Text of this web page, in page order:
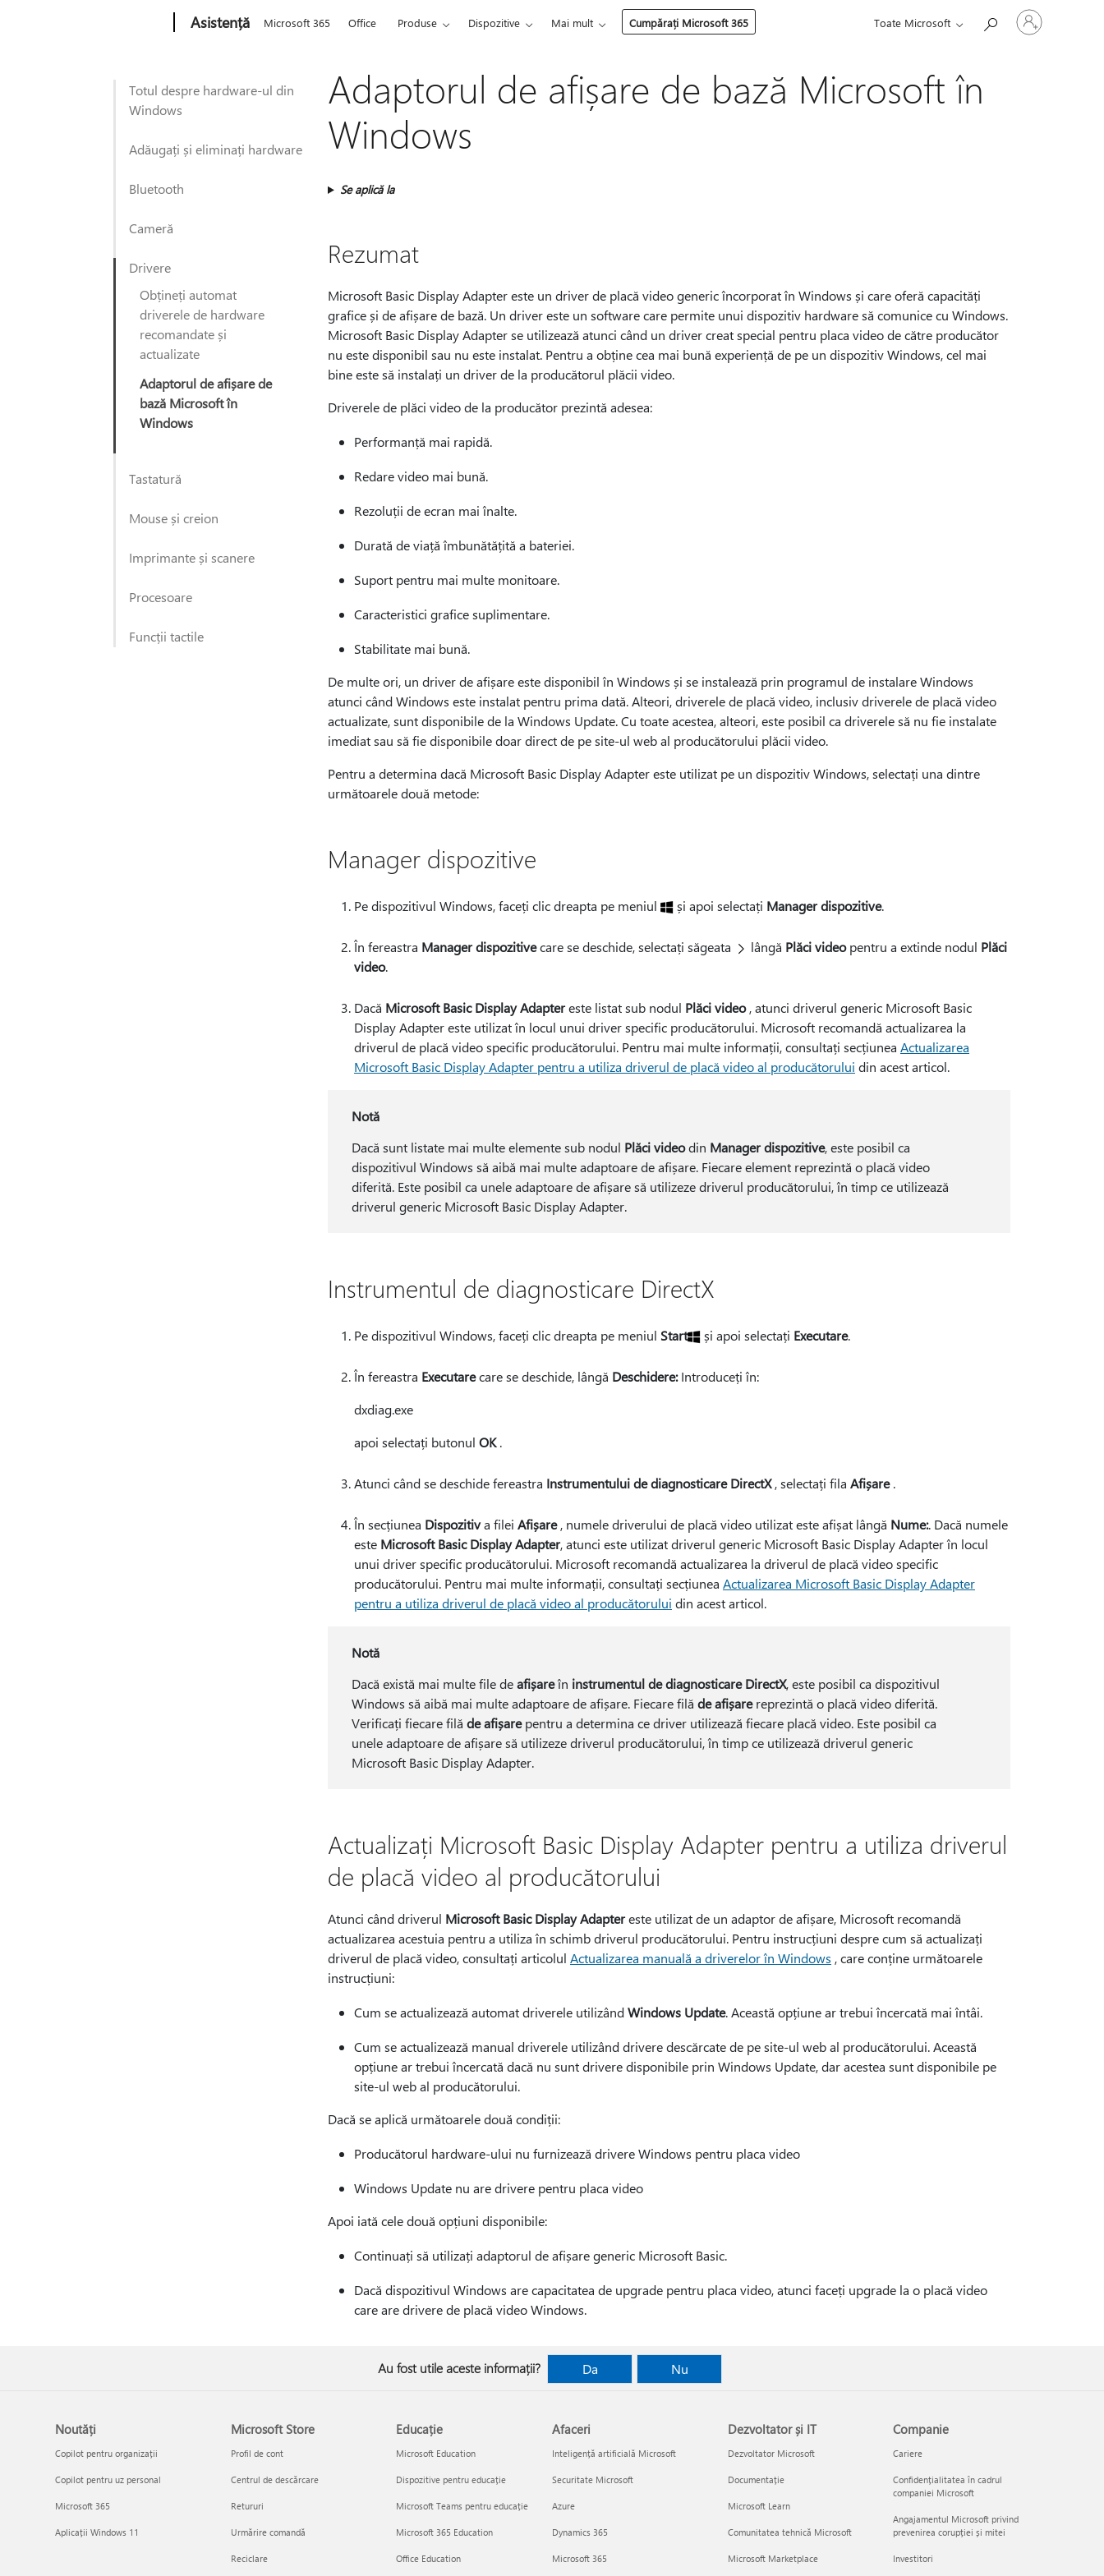
Asistență Microsoft 365 Office Produse Dispozitive Mai mult Cumpărați Microsoft 365 Toate Microsoft
Conectați-
vă
Totul despre hardware-ul din
Windows
Adăugați și eliminați hardware
Bluetooth
Cameră
Drivere
Obțineți automat
driverele de hardware
recomandate și
actualizate
Adaptorul de afișare de
bază Microsoft în
Windows
Tastatură
Mouse și creion
Imprimante și scanere
Procesoare
Funcții tactile
Adaptorul de afișare de bază Microsoft în
Windows
Se aplică la
Rezumat
Microsoft Basic Display Adapter este un driver de placă video generic încorporat în Windows și care oferă capacități
grafice și de afișare de bază. Un driver este un software care permite unui dispozitiv hardware să comunice cu Windows.
Microsoft Basic Display Adapter se utilizează atunci când un driver creat special pentru placa video de către producător
nu este disponibil sau nu este instalat. Pentru a obține cea mai bună experiență de pe un dispozitiv Windows, cel mai
bine este să instalați un driver de la producătorul plăcii video.
Driverele de plăci video de la producător prezintă adesea:
Performanță mai rapidă.
Redare video mai bună.
Rezoluții de ecran mai înalte.
Durată de viață îmbunătățită a bateriei.
Suport pentru mai multe monitoare.
Caracteristici grafice suplimentare.
Stabilitate mai bună.
De multe ori, un driver de afișare este disponibil în Windows și se instalează prin programul de instalare Windows
atunci când Windows este instalat pentru prima dată. Alteori, driverele de placă video, inclusiv driverele de placă video
actualizate, sunt disponibile de la Windows Update. Cu toate acestea, alteori, este posibil ca driverele să nu fie instalate
imediat sau să fie disponibile doar direct de pe site-ul web al producătorului plăcii video.
Pentru a determina dacă Microsoft Basic Display Adapter este utilizat pe un dispozitiv Windows, selectați una dintre
următoarele două metode:
Manager dispozitive
Pe dispozitivul Windows, faceți clic dreapta pe meniul și apoi selectați Manager dispozitive.
În fereastra Manager dispozitivecare se deschide, selectați săgeata lângă Plăci videopentru a extinde nodul Plăci
video.
Dacă Microsoft Basic Display Adaptereste listat sub nodul Plăci video, atunci driverul generic Microsoft Basic
Display Adapter este utilizat în locul unui driver specific producătorului. Microsoft recomandă actualizarea la
driverul de placă video specific producătorului. Pentru mai multe informații, consultați secțiunea Actualizarea
Microsoft Basic Display Adapter pentru a utiliza driverul de placă video al producătorului din acest articol.
Notă
Dacă sunt listate mai multe elemente sub nodul Plăci videodin Manager dispozitive, este posibil ca
dispozitivul Windows să aibă mai multe adaptoare de afișare. Fiecare element reprezintă o placă video
diferită. Este posibil ca unele adaptoare de afișare să utilizeze driverul producătorului, în timp ce utilizează
driverul generic Microsoft Basic Display Adapter.
Instrumentul de diagnosticare DirectX
Pe dispozitivul Windows, faceți clic dreapta pe meniul Start și apoi selectați Executare.
În fereastra Executarecare se deschide, lângă Deschidere:Introduceți în:
dxdiag.exe
apoi selectați butonul OK.
Atunci când se deschide fereastra Instrumentului de diagnosticare DirectX, selectați fila Afișare.
În secțiunea Dispozitiva filei Afișare, numele driverului de placă video utilizat este afișat lângă Nume:. Dacă numele
este Microsoft Basic Display Adapter, atunci este utilizat driverul generic Microsoft Basic Display Adapter în locul
unui driver specific producătorului. Microsoft recomandă actualizarea la driverul de placă video specific
producătorului. Pentru mai multe informații, consultați secțiunea Actualizarea Microsoft Basic Display Adapter
pentru a utiliza driverul de placă video al producătorului din acest articol.
Notă
Dacă există mai multe file deafișareîn instrumentul de diagnosticare DirectX, este posibil ca dispozitivul
Windows să aibă mai multe adaptoare de afișare. Fiecare filăde afișarereprezintă o placă video diferită.
Verificați fiecare filăde afișarepentru a determina ce driver utilizează fiecare placă video. Este posibil ca
unele adaptoare de afișare să utilizeze driverul producătorului, în timp ce utilizează driverul generic
Microsoft Basic Display Adapter.
Actualizați Microsoft Basic Display Adapter pentru a utiliza driverul
de placă video al producătorului
Atunci când driverul Microsoft Basic Display Adaptereste utilizat de un adaptor de afișare, Microsoft recomandă
actualizarea acestuia pentru a utiliza în schimb driverul producătorului. Pentru instrucțiuni despre cum să actualizați
driverul de placă video, consultați articolul Actualizarea manuală a driverelor în Windows , care conține următoarele
instrucțiuni:
Cum se actualizează automat driverele utilizândWindows Update. Această opțiune ar trebui încercată mai întâi.
Cum se actualizează manual driverele utilizând drivere descărcate de pe site-ul web al producătorului. Această
opțiune ar trebui încercată dacă nu sunt drivere disponibile prin Windows Update, dar acestea sunt disponibile pe
site-ul web al producătorului.
Dacă se aplică următoarele două condiții:
Producătorul hardware-ului nu furnizează drivere Windows pentru placa video
Windows Update nu are drivere pentru placa video
Apoi iată cele două opțiuni disponibile:
Continuați să utilizați adaptorul de afișare generic Microsoft Basic.
Dacă dispozitivul Windows are capacitatea de upgrade pentru placa video, atunci faceți upgrade la o placă video
care are drivere de placă video Windows.
Au fost utile aceste informații? Da Nu
Noutăți
Copilot pentru organizații
Copilot pentru uz personal
Microsoft 365
Aplicații Windows 11
Microsoft Store
Profil de cont
Centrul de descărcare
Retururi
Urmărire comandă
Reciclare
Educație
Microsoft Education
Dispozitive pentru educație
Microsoft Teams pentru educație
Microsoft 365 Education
Office Education
Afaceri
Inteligență artificială Microsoft
Securitate Microsoft
Azure
Dynamics 365
Microsoft 365
Dezvoltator și IT
Dezvoltator Microsoft
Documentație
Microsoft Learn
Comunitatea tehnică Microsoft
Microsoft Marketplace
Companie
Cariere
Confidențialitatea în cadrul
companiei Microsoft
Angajamentul Microsoft privind
prevenirea corupției și mitei
Investitori